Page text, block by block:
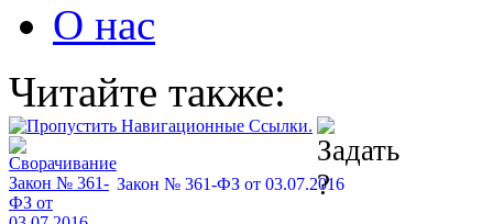
О нас
Читайте также:
Закон № 361-ФЗ от 03.07.2016